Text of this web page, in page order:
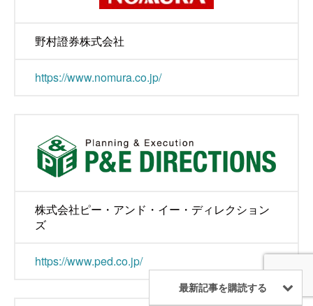
野村證券株式会社
https://www.nomura.co.jp/
株式会社ピー・アンド・イー・ディレクション
ズ
https://www.ped.co.jp/
最新記事を購読する